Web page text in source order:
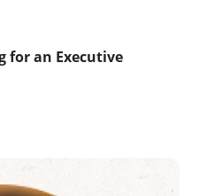
for an Executive